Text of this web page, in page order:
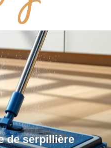
de serpillière